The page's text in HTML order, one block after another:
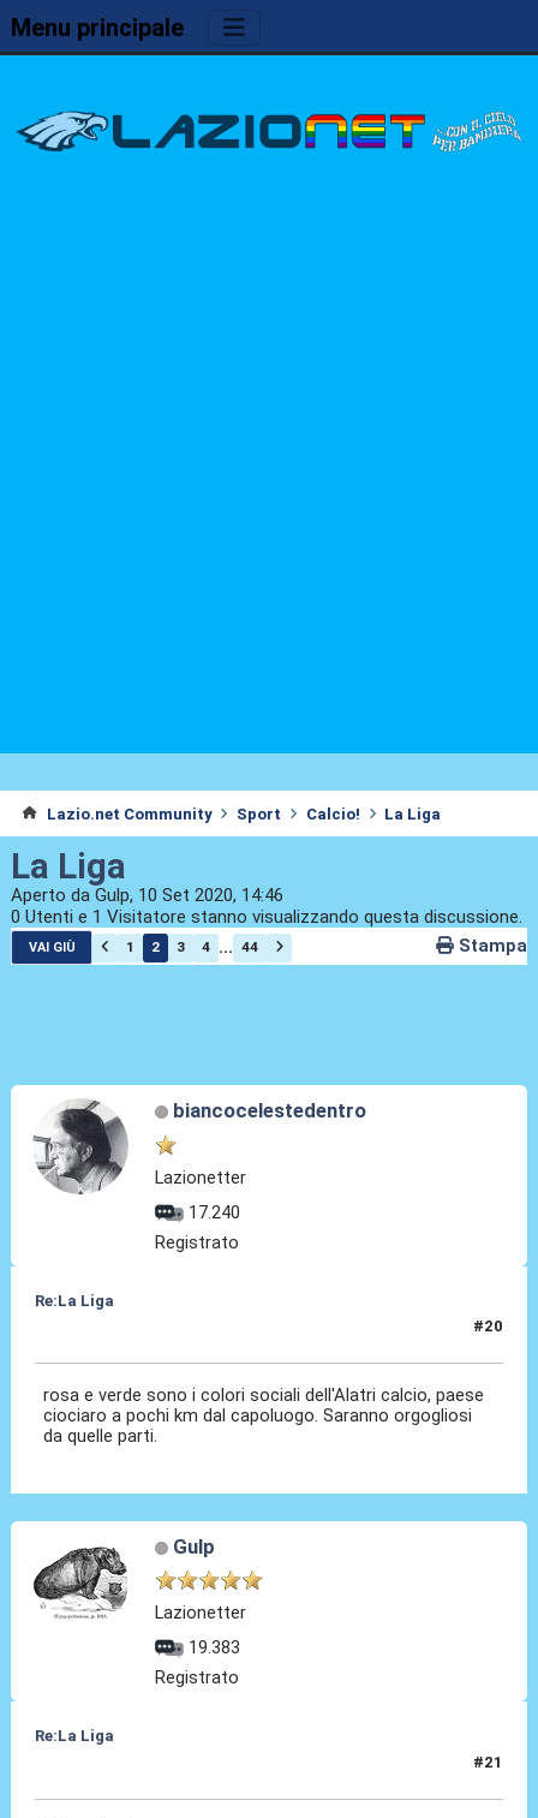
Menu principale
Lazio.net Community Sport Calcio! La Liga
La Liga
Aperto da Gulp, 10 Set 2020, 14:46
0 Utenti e 1 Visitatore stanno visualizzando questa discussione.
VAI GIÙ 1 2 3 4 ... 44 Stampa
biancocelestedentro
Lazionetter
17.240
Registrato
Re:La Liga
#20
rosa e verde sono i colori sociali dell'Alatri calcio, paese
ciociaro a pochi km dal capoluogo. Saranno orgogliosi
da quelle parti.
Gulp
Lazionetter
19.383
Registrato
Re:La Liga
#21